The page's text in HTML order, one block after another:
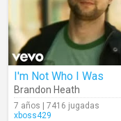
I'm Not Who I Was
Brandon Heath
7 años | 7416 jugadas
xboss429